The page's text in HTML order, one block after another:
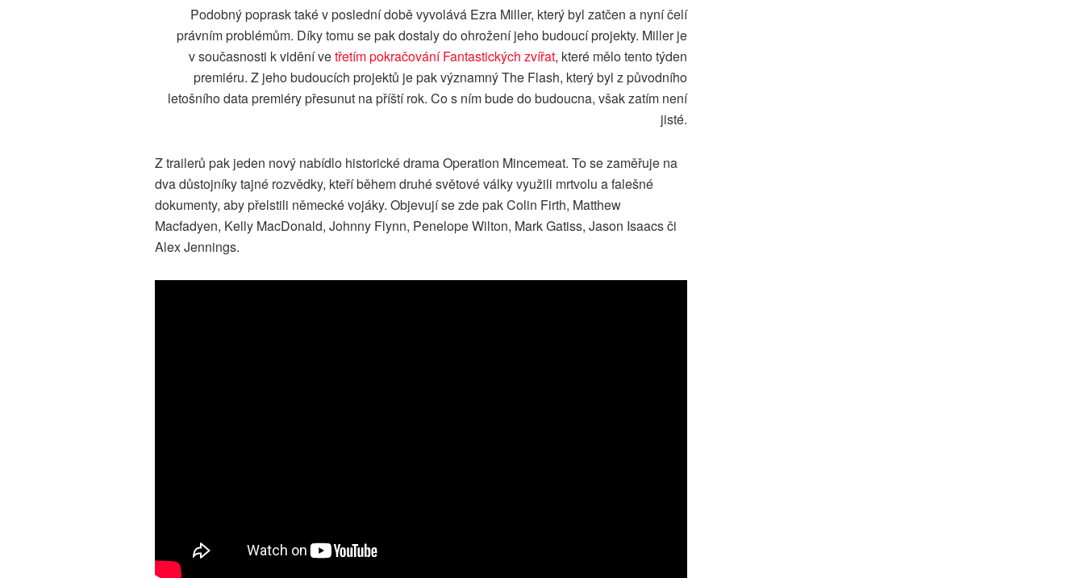
Podobný poprask také v poslední době vyvolává Ezra Miller, který byl zatčen a nyní čelí
právním problémům. Díky tomu se pak dostaly do ohrožení jeho budoucí projekty. Miller je
v současnosti k vidění vetřetím pokračování Fantastických zvířat, které mělo tento týden
premiéru. Z jeho budoucích projektů je pak významný The Flash, který byl z původního
letošního data premiéry přesunut na příští rok. Co s ním bude do budoucna, však zatím není
jisté.
Z trailerů pak jeden nový nabídlo historické drama Operation Mincemeat. To se zaměřuje na
dva důstojníky tajné rozvědky, kteří během druhé světové války využili mrtvolu a falešné
dokumenty, aby přelstili německé vojáky. Objevují se zde pak Colin Firth, Matthew
Macfadyen, Kelly MacDonald, Johnny Flynn, Penelope Wilton, Mark Gatiss, Jason Isaacs či
Alex Jennings.